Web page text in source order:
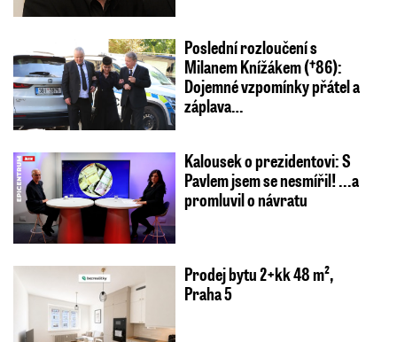
Poslední rozloučení s
Milanem Knížákem (†86):
Dojemné vzpomínky přátel a
záplava…
Kalousek o prezidentovi: S
Pavlem jsem se nesmířil! ...a
promluvil o návratu
Prodej bytu 2+kk 48 m²,
Praha 5